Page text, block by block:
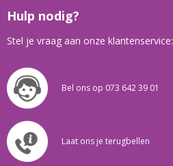
Hulp nodig?
Stel je vraag aan onze klantenservice:
Bel ons op 073 642 39 01
Laat ons je terugbellen